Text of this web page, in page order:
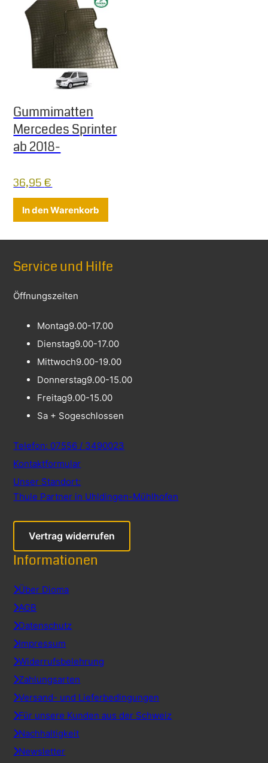
Gummimatten
Mercedes Sprinter
ab 2018-
36,95€
In den Warenkorb
Service und Hilfe
Öffnungszeiten
Montag9.00-17.00
Dienstag9.00-17.00
Mittwoch9.00-19.00
Donnerstag9.00-15.00
Freitag9.00-15.00
Sa + Sogeschlossen
Telefon: 07556 / 3490023
Kontaktformular
Unser Standort:
Thule Partner in Uhldingen-Mühlhofen
Vertrag widerrufen
Informationen
Über Dioma
AGB
Datenschutz
Impressum
Widerrufsbelehrung
Zahlungsarten
Versand- und Lieferbedingungen
Für unsere Kunden aus der Schweiz
Nachhaltigkeit
Newsletter